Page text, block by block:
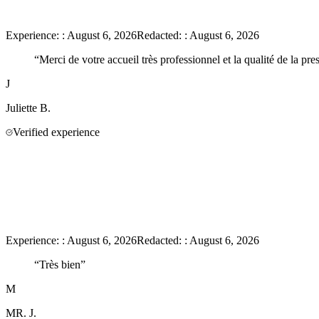
Experience: : August 6, 2026Redacted: : August 6, 2026
“Merci de votre accueil très professionnel et la qualité de la
J
Juliette B.
Verified experience
Experience: : August 6, 2026Redacted: : August 6, 2026
“Très bien”
M
MR. J.